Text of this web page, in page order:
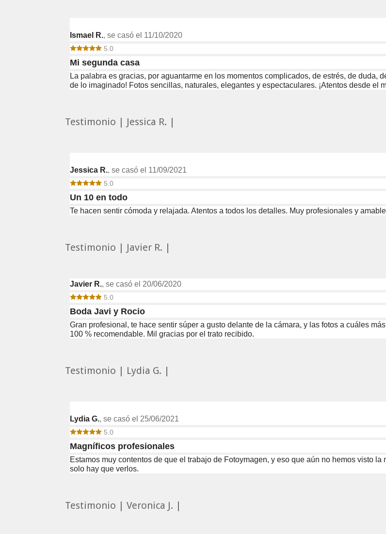
Ismael R., se casó el 11/10/2020
5.0
Mi segunda casa
La palabra es gracias, por aguantarme en los momentos complicados, de estrés, de duda,
de lo imaginado! Fotos sencillas, naturales, elegantes y espectaculares. ¡Atentos desde el
Testimonio | Jessica R. |
Jessica R., se casó el 11/09/2021
5.0
Un 10 en todo
Te hacen sentir cómoda y relajada. Atentos a todos los detalles. Muy profesionales y
Testimonio | Javier R. |
Javier R., se casó el 20/06/2020
5.0
Boda Javi y Rocio
Gran profesional, te hace sentir súper a gusto delante de la cámara, y las fotos a cuáles
100 % recomendable. Mil gracias por el trato recibido.
Testimonio | Lydia G. |
Lydia G., se casó el 25/06/2021
5.0
Magníficos profesionales
Estamos muy contentos de que el trabajo de Fotoymagen, y eso que aún no hemos visto
solo hay que verlos.
Testimonio | Veronica J. |